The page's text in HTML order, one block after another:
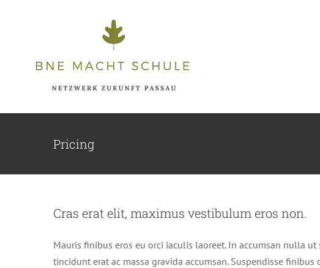
Pricing
Cras erat elit, maximus vestibulum eros non.
Mauris finibus eros eu orci iaculis laoreet. In accumsan nulla
tincidunt erat ac massa gravida accumsan. Suspendisse